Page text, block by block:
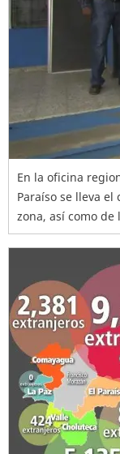
En la oficina
Paraíso se lleva
zona, así como de